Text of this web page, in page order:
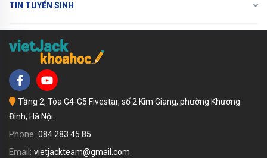
TIN TUYỂN SINH
Tầng 2, Tòa G4-G5 Fivestar, số 2 Kim Giang, phường Khương
Đình, Hà Nội.
Phone: 084 283 45 85
Email: vietjackteam@gmail.com